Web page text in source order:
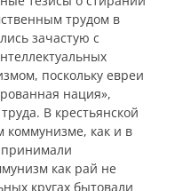
трудом в
зачастую с
поскольку евреи
нация»,
В крестьянской
коммунизме, как и в
как рай не
кругах бытовали